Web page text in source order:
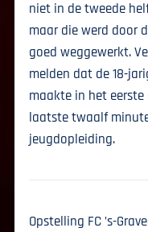
niet in de tweede
maar die werd door
goed weggewerkt.
melden dat de 18-
maakte in het eerste
laatste twaalf
jeugdopleiding.
Opstelling FC ’s-